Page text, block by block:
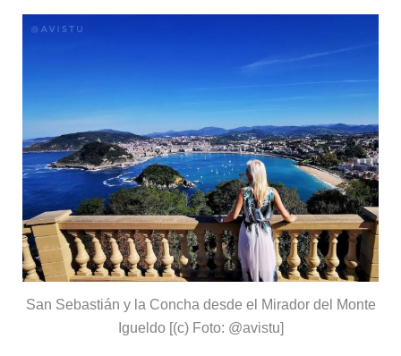
San Sebastián y la Concha desde el Mirador del Monte
Igueldo [(c) Foto: @avistu]